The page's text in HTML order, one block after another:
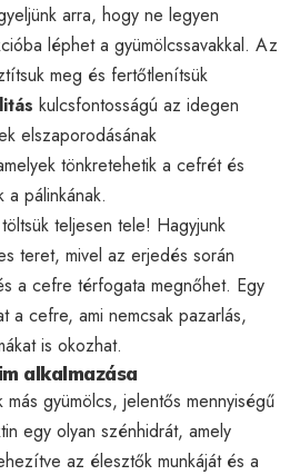
arra, hogy ne legyen
léphet a gyümölcssavakkal. Az
meg és fertőtlenítsük
kulcsfontosságú az idegen
elszaporodásának
tönkretehetik a cefrét és
a pálinkának.
teljesen tele! Hagyjunk
teret, mivel az erjedés során
a cefre térfogata megnőhet. Egy
a cefre, ami nemcsak pazarlás,
is okozhat.
alkalmazása
gyümölcs, jelentős mennyiségű
egy olyan szénhidrát, amely
az élesztők munkáját és a